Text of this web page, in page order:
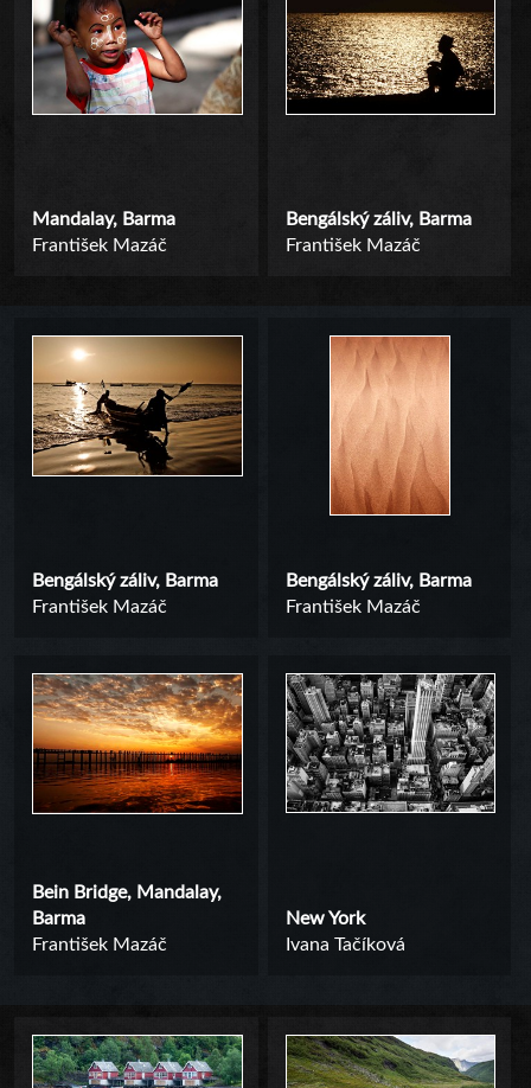
Mandalay, Barma
František Mazáč
Bengálský záliv, Barma
František Mazáč
Bengálský záliv, Barma
František Mazáč
Bengálský záliv, Barma
František Mazáč
Bein Bridge, Mandalay,
Barma
František Mazáč
New York
Ivana Tačíková